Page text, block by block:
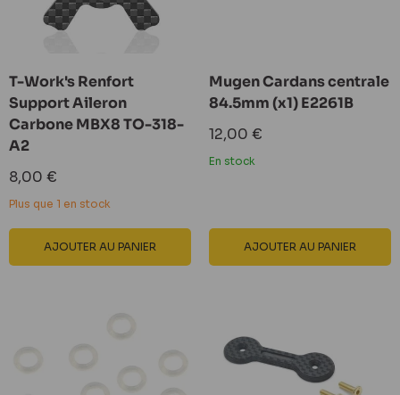
T-Work's Renfort
Support Aileron
Carbone MBX8 TO-318-
A2
Prix
réduit
8,00 €
Plus que 1 en stock
AJOUTER AU PANIER
Mugen Cardans centrale
84.5mm (x1) E2261B
Prix
réduit
12,00 €
En stock
AJOUTER AU PANIER